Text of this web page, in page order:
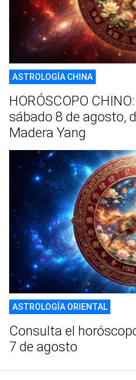
ASTROLOGÍA CHINA
HORÓSCOPO
sábado 8 de agosto,
Madera Yang
ASTROLOGÍA ORIENTAL
Consulta el
7 de agosto